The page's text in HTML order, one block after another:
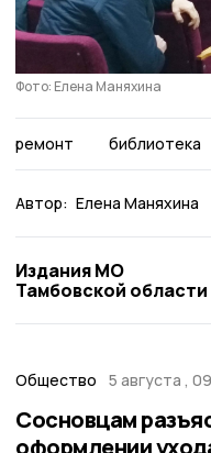
Фото: Елена Маняхина
ремонт библиотека
Автор: Елена Маняхина
Издания МО
Тамбовской области
Общество 5 августа ,
Сосновцам
оформлении